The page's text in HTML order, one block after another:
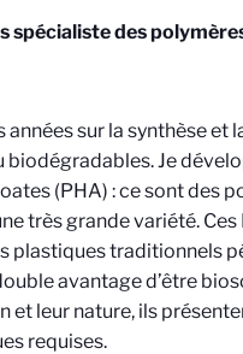
spécialiste des
années sur la synthèse
Je
(PHA) : ce sont des
très grande variété.
plastiques traditionnels
avantage d’être
et leur nature, ils
requises.